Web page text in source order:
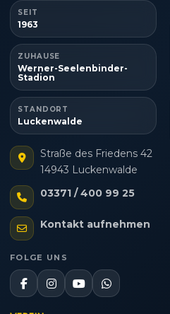
SEIT
1963
ZUHAUSE
Werner-Seelenbinder-
Stadion
STANDORT
Luckenwalde
Straße des Friedens 42
14943 Luckenwalde
03371 / 400 99 25
Kontakt aufnehmen
FOLGE UNS